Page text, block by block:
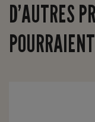
D’AUTRES